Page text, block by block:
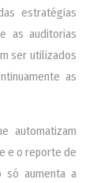
estratégias
as auditorias
ser utilizados
as
automatizam
e o reporte de
só aumenta a